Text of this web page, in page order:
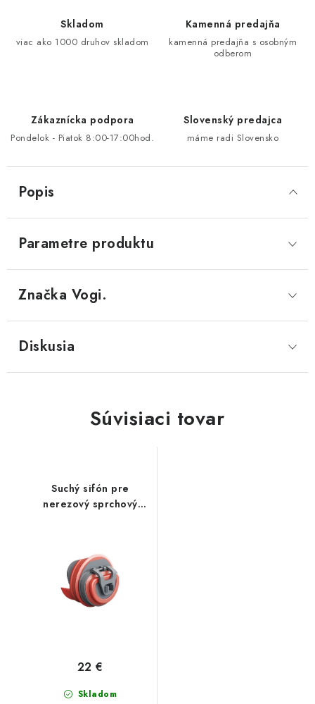
Skladom
viac ako 1000 druhov skladom
Kamenná predajňa
kamenná predajňa s osobným
odberom
Zákaznícka podpora
Pondelok - Piatok 8:00-17:00hod.
Slovenský predajca
máme radi Slovensko
Popis
Parametre produktu
Značka Vogi.
Diskusia
Súvisiaci tovar
Suchý sifón pre
nerezový sprchový
Skladom
22 €